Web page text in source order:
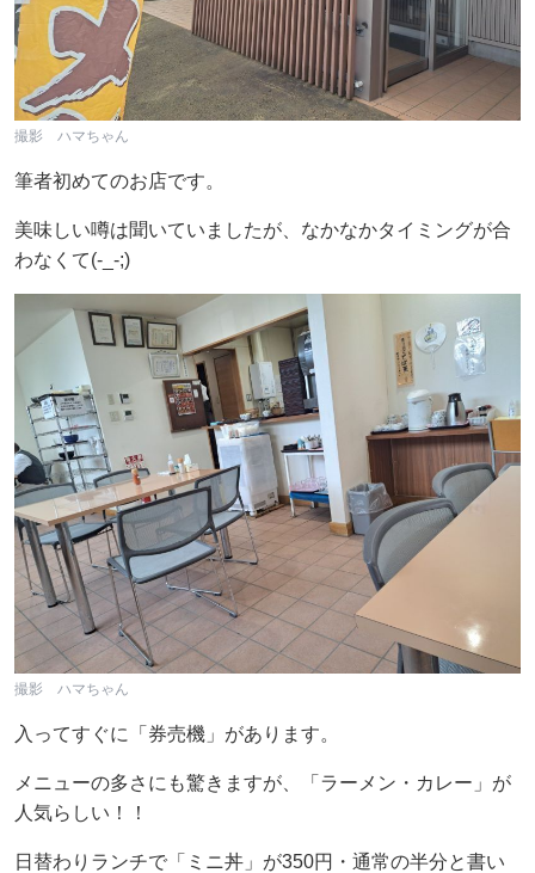
撮影 ハマちゃん
筆者初めてのお店です。
美味しい噂は聞いていましたが、なかなかタイミングが合
わなくて(-_-;)
撮影 ハマちゃん
入ってすぐに「券売機」があります。
メニューの多さにも驚きますが、「ラーメン・カレー」が
人気らしい！！
日替わりランチで「ミニ丼」が350円・通常の半分と書い